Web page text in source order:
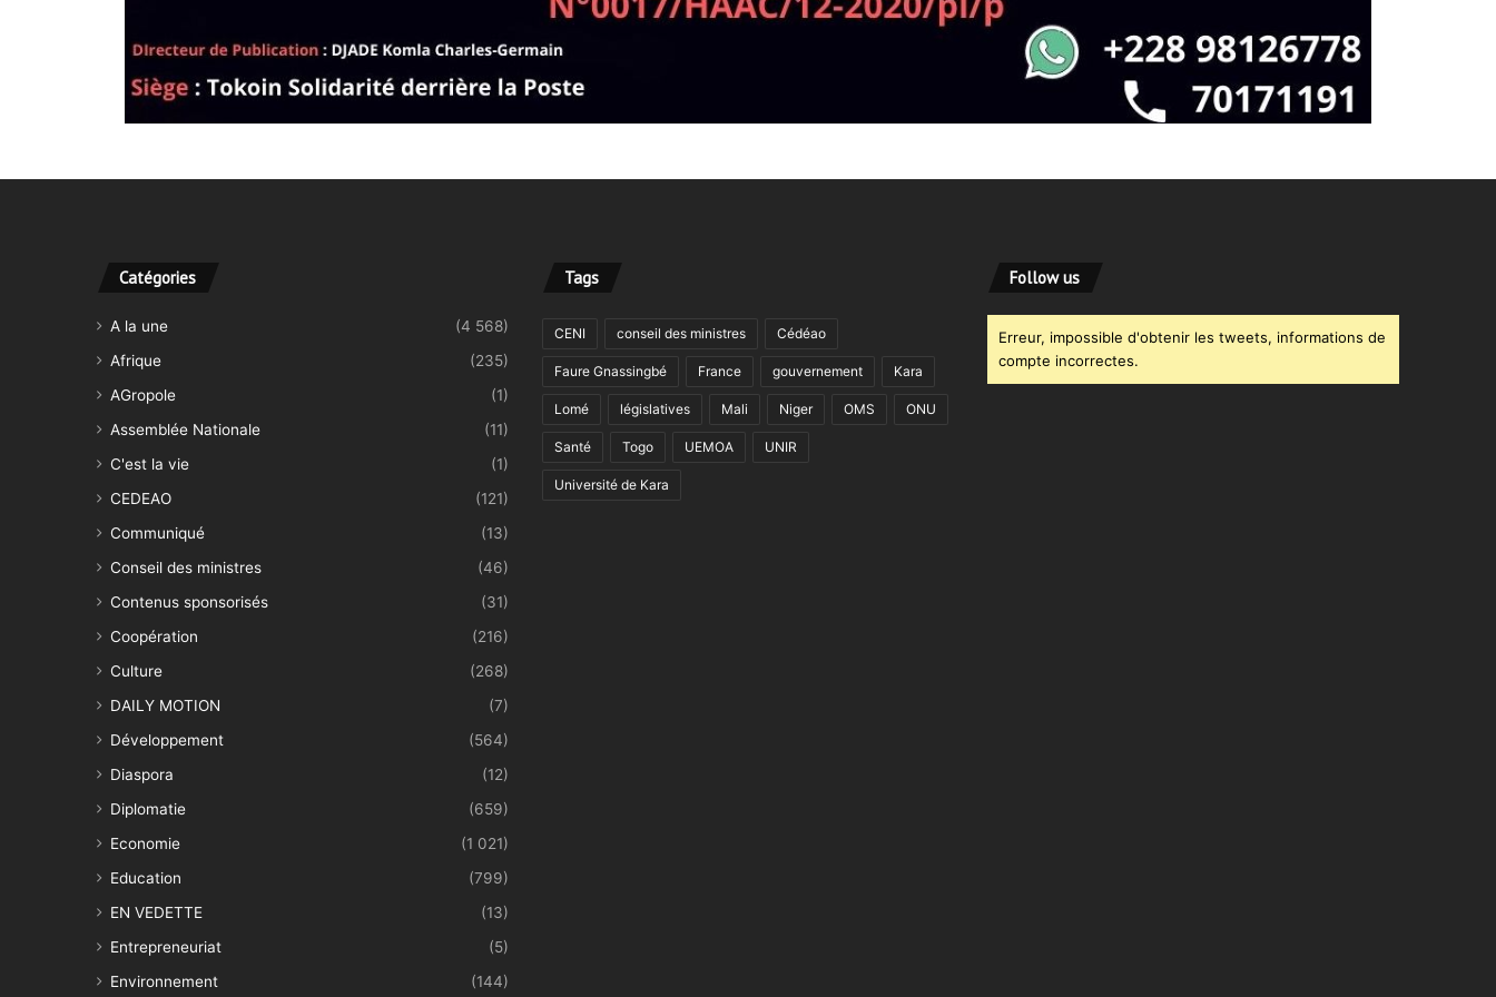
Catégories
A la une
(4 568)
Afrique
(235)
AGropole
(1)
Assemblée Nationale
(11)
C'est la vie
(1)
CEDEAO
(121)
Communiqué
(13)
Conseil des ministres
(46)
Contenus sponsorisés
(31)
Coopération
(216)
Culture
(268)
DAILY MOTION
(7)
Développement
(564)
Diaspora
(12)
Diplomatie
(659)
Economie
(1 021)
Education
(799)
EN VEDETTE
(13)
Entrepreneuriat
(5)
Environnement
(144)
Tags
CENI conseil des ministres Cédéao
Faure Gnassingbé France gouvernement Kara
Lomé législatives Mali Niger OMS ONU
Santé Togo UEMOA UNIR
Université de Kara
Follow us
Erreur, impossible d'obtenir les tweets, informations de
compte incorrectes.